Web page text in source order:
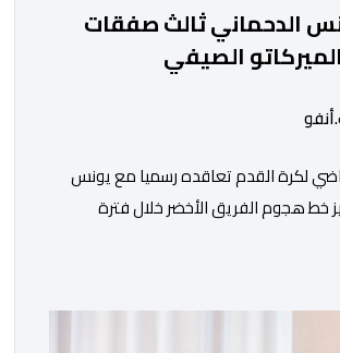
الدحماني ثالث صفقات
الصيفي
لكرة القدم تعاقده رسميا مع يونس
خط هجوم الفريق الأخضر خلال فترة
لتقديم الإضافة المرجوة في